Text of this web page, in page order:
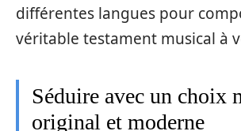
différentes langues pour
véritable testament musical à
Séduire avec un choix
original et moderne